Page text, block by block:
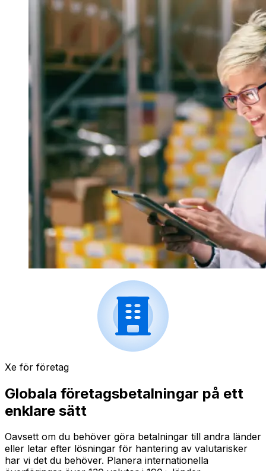
Xe för företag
Globala företagsbetalningar på ett
enklare sätt
Oavsett om du behöver göra betalningar till andra länder
eller letar efter lösningar för hantering av valutarisker
har vi det du behöver. Planera internationella